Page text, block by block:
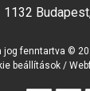
1132
jog fenntartva ©
beállítások /